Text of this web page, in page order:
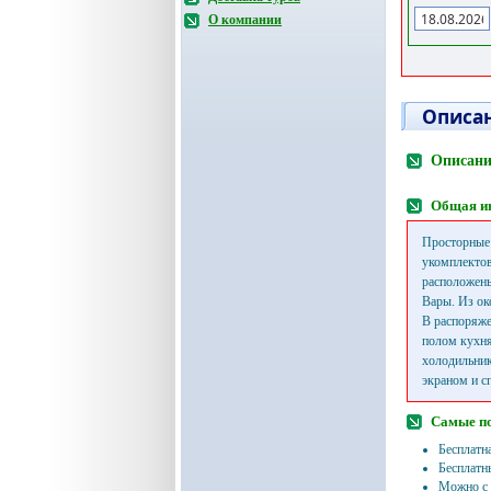
О компании
Общая
Просторные
Вары. Из
В
полом
экраном и
Самые
Можно с